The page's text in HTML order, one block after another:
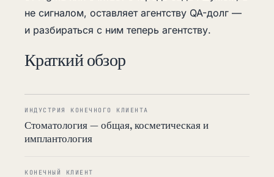
не сигналом, оставляет агентству QA-долг —
и разбираться с ним теперь агентству.
Краткий обзор
ИНДУСТРИЯ КОНЕЧНОГО КЛИЕНТА
Стоматология — общая, косметическая и
имплантология
КОНЕЧНЫЙ КЛИЕНТ